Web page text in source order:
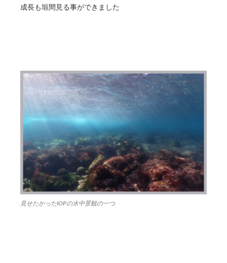
成長も垣間見る事ができました
見せたかったIOPの水中景観の一つ